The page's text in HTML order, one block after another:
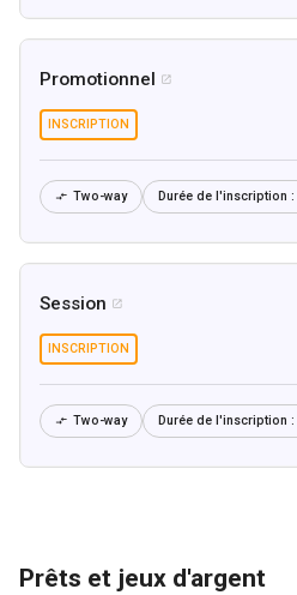
Promotionnel 
INSCRIPTION
 Two-way Durée de l'inscription :
Session 
INSCRIPTION
 Two-way Durée de l'inscription :
Prêts et jeux d'argent